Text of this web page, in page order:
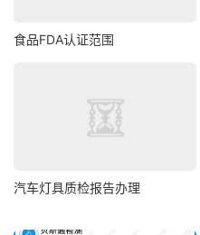
食品FDA认证范围
汽车灯具质检报告办理